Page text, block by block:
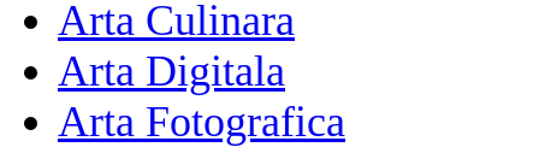
Arta Culinara
Arta Digitala
Arta Fotografica